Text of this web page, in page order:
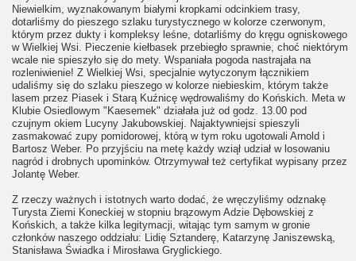
Niewielkim, wyznakowanym białymi kropkami odcinkiem trasy,
dotarliśmy do pieszego szlaku turystycznego w kolorze czerwonym,
którym przez dukty i kompleksy leśne, dotarliśmy do kręgu ogniskowego
w Wielkiej Wsi. Pieczenie kiełbasek przebiegło sprawnie, choć niektórym
wcale nie spieszyło się do mety. Wspaniała pogoda nastrajała na
rozleniwienie! Z Wielkiej Wsi, specjalnie wytyczonym łącznikiem
udaliśmy się do szlaku pieszego w kolorze niebieskim, którym także
lasem przez Piasek i Starą Kuźnicę wędrowaliśmy do Końskich. Meta w
Klubie Osiedlowym "Kaesemek" działała już od godz. 13.00 pod
czujnym okiem Lucyny Jakubowskiej. Najaktywniejsi spieszyli
zasmakować zupy pomidorowej, którą w tym roku ugotowali Arnold i
Bartosz Weber. Po przyjściu na metę każdy wziął udział w losowaniu
nagród i drobnych upominków. Otrzymywał też certyfikat wypisany przez
Jolantę Weber.
Z rzeczy ważnych i istotnych warto dodać, że wręczyliśmy odznakę
Turysta Ziemi Koneckiej w stopniu brązowym Adzie Dębowskiej z
Końskich, a także kilka legitymacji, witając tym samym w gronie
członków naszego oddziału: Lidię Sztanderę, Katarzynę Janiszewską,
Stanisława Świadka i Mirosława Gryglickiego.